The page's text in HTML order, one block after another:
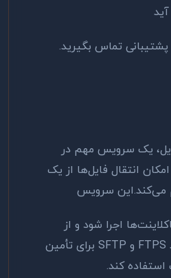
پشتیبانی تماس بگیرید.
یک سرویس مهم در
انتقال فایل‌ها از یک
می‌کند.این سرویس
اجرا شود و از
FTPS و SFTP برای تأمین
استفاده کند.